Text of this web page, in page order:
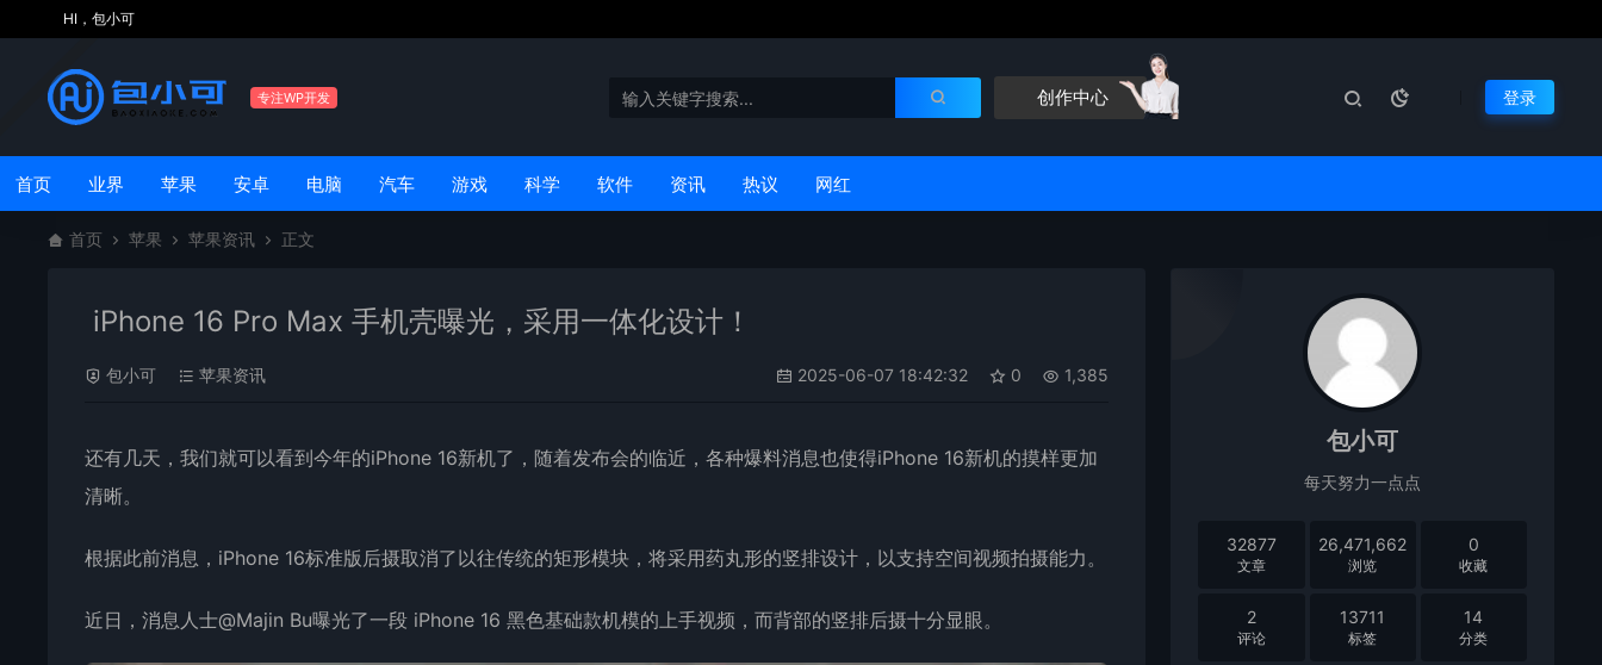
HI，包小可
专注WP开发 创作中心 登录
首页 业界 苹果 安卓 电脑 汽车 游戏 科学 软件 资讯 热议 网红
首页 苹果 苹果资讯 正文
iPhone 16 Pro Max 手机壳曝光，采用一体化设计！
包小可 苹果资讯 2025-06-07 18:42:32 0 1,385
还有几天，我们就可以看到今年的iPhone 16新机了，随着发布会的临近，各种爆料消息也使得iPhone 16新机的摸样更加
清晰。
根据此前消息，iPhone 16标准版 后摄取消了以往传统的矩形模块，将采用药丸形的竖排设计，以支持空间视频拍摄能力。
近日，消息人士@Majin Bu曝光了一段 iPhone 16 黑色基础款机模的上手视频，而背部的竖排后摄十分显眼。
包小可
每天努力一点点
32877
文章
26,471,662
浏览
0
收藏
2
评论
13711
标签
14
分类